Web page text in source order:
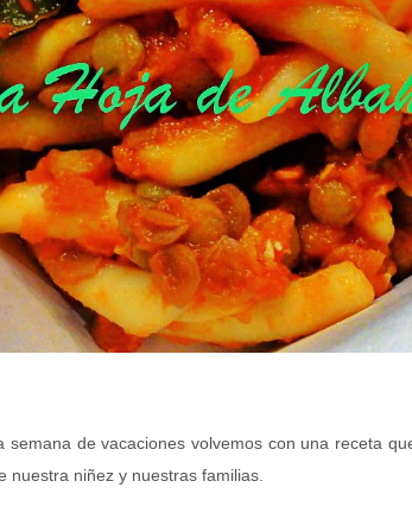
semana de vacaciones volvemos con una receta
nuestra niñez y nuestras familias.